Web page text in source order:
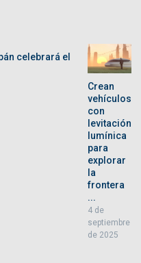
celebrará el
Crean
vehículos
con
levitación
lumínica
para
explorar
la
frontera
...
4 de
septiembre
de 2025